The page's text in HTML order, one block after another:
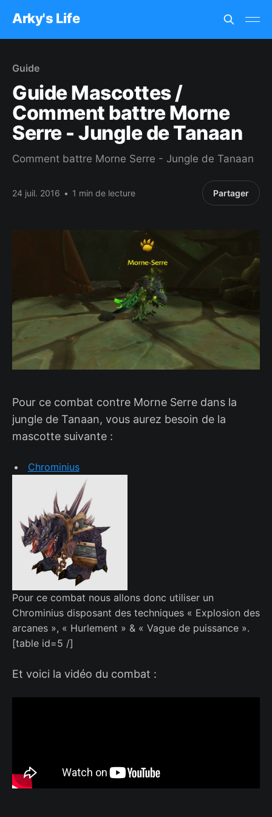
Arky's Life
Guide
Guide Mascottes /
Comment battre Morne
Serre - Jungle de Tanaan
Comment battre Morne Serre - Jungle de Tanaan
24 juil. 2016 • 1 min de lecture Partager
Pour ce combat contre Morne Serre dans la
jungle de Tanaan, vous aurez besoin de la
mascotte suivante :
Chrominius
Pour ce combat nous allons donc utiliser un
Chrominius disposant des techniques « Explosion des
arcanes », « Hurlement » & « Vague de puissance ».
[table id=5 /]
Et voici la vidéo du combat :